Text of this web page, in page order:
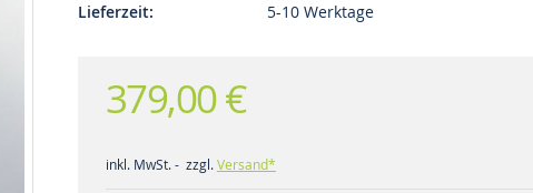
Lieferzeit
5-10 Werktage
379,00 €
inkl. MwSt. - zzgl.Versand*